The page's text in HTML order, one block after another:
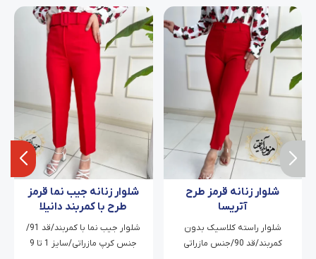
شلوار زنانه قرمز طرح
آتریسا
شلوار راسته کلاسیک بدون
کمربند/قد 90/جنس مازراتی
شلوار زنانه جیب نما قرمز
طرح با کمربند دانیلا
شلوار جیب نما با کمربند/قد 91/
جنس کرپ مازراتی/سایز 1 تا 9